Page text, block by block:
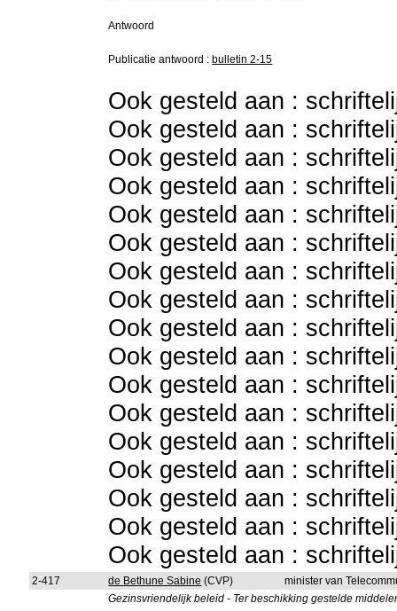
Antwoord
Publicatie antwoord : bulletin 2-15
Ook gesteld aan :
Ook gesteld aan :
Ook gesteld aan :
Ook gesteld aan :
Ook gesteld aan :
Ook gesteld aan :
Ook gesteld aan :
Ook gesteld aan :
Ook gesteld aan :
Ook gesteld aan :
Ook gesteld aan :
Ook gesteld aan :
Ook gesteld aan :
Ook gesteld aan :
Ook gesteld aan :
Ook gesteld aan :
Ook gesteld aan :
2-417 de Bethune Sabine (CVP)
minister van
Gezinsvriendelijk beleid - Ter beschikking gestelde